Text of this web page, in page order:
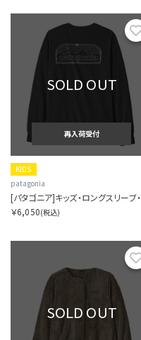
SOLD OUT
再入荷受付
KIDS
patagonia
￥6,050(税込)
SOLD OUT